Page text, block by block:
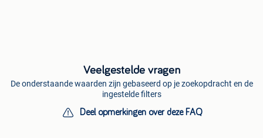
Veelgestelde vragen
De onderstaande waarden zijn gebaseerd op je zoekopdracht en de
ingestelde filters
Deel opmerkingen over deze FAQ